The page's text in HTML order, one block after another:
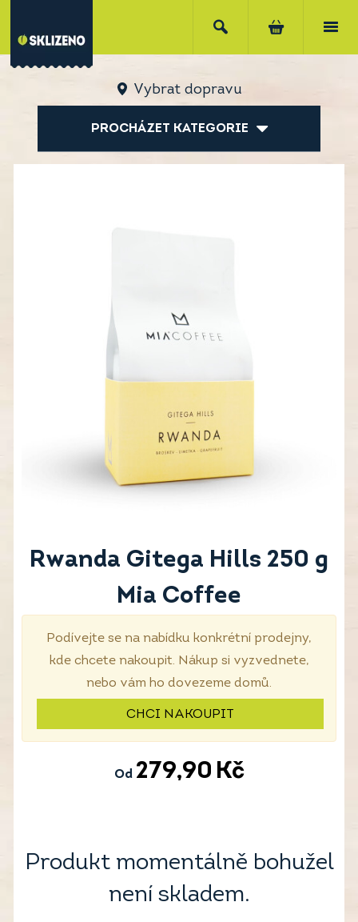
Vybrat dopravu
PROCHÁZET KATEGORIE
Rwanda Gitega Hills 250 g
Mia Coffee
Podívejte se na nabídku konkrétní prodejny,
kde chcete nakoupit. Nákup si vyzvednete,
nebo vám ho dovezeme domů.
CHCI NAKOUPIT
Od 279,90 Kč
Produkt momentálně bohužel
není skladem.